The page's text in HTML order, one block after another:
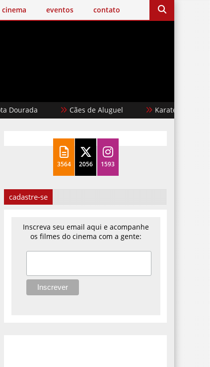
eventos contato
Cães de Aluguel Karate Kid: Lendas
3564 2056 1593
cadastre-se
Inscreva seu email aqui e acompanhe
os filmes do cinema com a gente: